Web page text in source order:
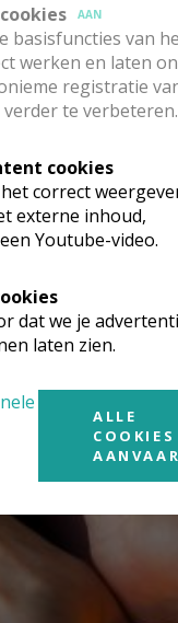
AAN
basisfuncties van
werken en laten
registratie
te verbeteren.
cookies
correct
externe inhoud,
Youtube-video.
dat we je
laten zien.
ALLE
COOKIES